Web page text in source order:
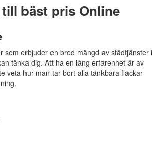
bäst pris Online
som erbjuder en bred mängd av städtjänster i
tänka dig. Att ha en lång erfarenhet är av
veta hur man tar bort alla tänkbara fläckar